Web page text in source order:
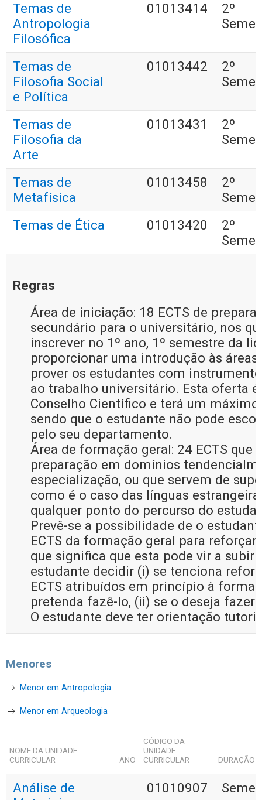
Temas de
Antropologia
Filosófica
01013414
2º
Temas de
Filosofia Social
e Política
01013442
2º
Temas de
Filosofia da
Arte
01013431
2º
Temas de
Metafísica
01013458
2º
Temas de Ética
01013420
2º
Regras
Área de iniciação: 18 ECTS de
secundário para o universitário, nos
inscrever no 1º ano, 1º semestre da
proporcionar uma introdução às áreas
prover os estudantes com
ao trabalho universitário. Esta oferta
Conselho Científico e terá um
sendo que o estudante não pode
pelo seu departamento.
Área de formação geral: 24 ECTS que
preparação em domínios
especialização, ou que servem de
como é o caso das línguas
qualquer ponto do percurso do
Prevê-se a possibilidade de o
ECTS da formação geral para reforçar
que significa que esta pode vir a subir
estudante decidir (i) se tenciona
ECTS atribuídos em princípio à
pretenda fazê-lo, (ii) se o deseja
O estudante deve ter orientação
Menores
Menor em Antropologia
Menor em Arqueologia
NOME DA UNIDADE
CURRICULAR
ANO
CÓDIGO DA
UNIDADE
CURRICULAR
DURAÇÃO
Análise de
01010907